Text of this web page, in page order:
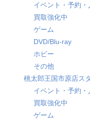
イベント・予約・
買取強化中
ゲーム
DVD/Blu-ray
ホビー
その他
桃太郎王国市原店ス
イベント・予約・
買取強化中
ゲーム